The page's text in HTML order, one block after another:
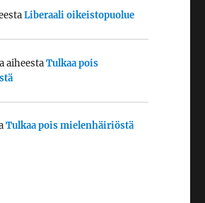
Liberaali oikeistopuolue
aiheestaTulkaa pois
Tulkaa pois mielenhäiriöstä